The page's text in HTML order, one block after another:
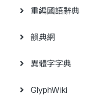
重編國語辭典
韻典網
異體字字典
GlyphWiki